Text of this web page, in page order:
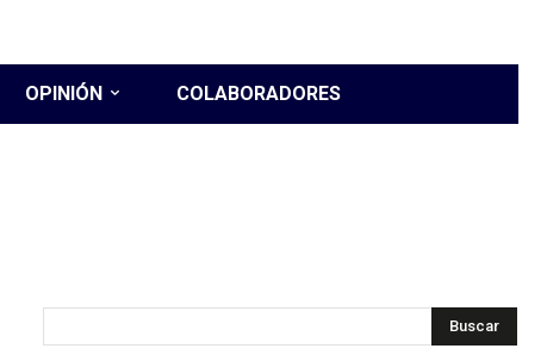
OPINIÓN COLABORADORES
Buscar